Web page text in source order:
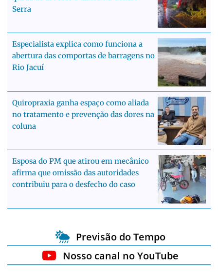
Serra
Especialista explica como funciona a
abertura das comportas de barragens no
Rio Jacuí
Quiropraxia ganha espaço como aliada
no tratamento e prevenção das dores na
coluna
Esposa do PM que atirou em mecânico
afirma que omissão das autoridades
contribuiu para o desfecho do caso
Previsão do Tempo
Nosso canal no YouTube